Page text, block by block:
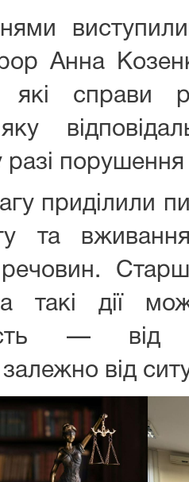
виступили
Анна
справи
разі
приділили
та
такі дії
— від
від